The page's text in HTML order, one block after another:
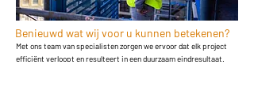
Benieuwd wat wij voor u kunnen betekenen?
Met ons team van specialisten zorgen we ervoor dat elk project
efficiënt verloopt en resulteert in een duurzaam eindresultaat.